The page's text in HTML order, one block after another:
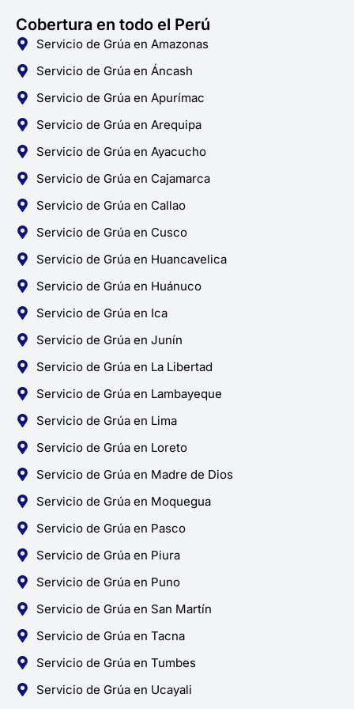
Cobertura en todo el Perú
Servicio de Grúa en Amazonas
Servicio de Grúa en Áncash
Servicio de Grúa en Apurímac
Servicio de Grúa en Arequipa
Servicio de Grúa en Ayacucho
Servicio de Grúa en Cajamarca
Servicio de Grúa en Callao
Servicio de Grúa en Cusco
Servicio de Grúa en Huancavelica
Servicio de Grúa en Huánuco
Servicio de Grúa en Ica
Servicio de Grúa en Junín
Servicio de Grúa en La Libertad
Servicio de Grúa en Lambayeque
Servicio de Grúa en Lima
Servicio de Grúa en Loreto
Servicio de Grúa en Madre de Dios
Servicio de Grúa en Moquegua
Servicio de Grúa en Pasco
Servicio de Grúa en Piura
Servicio de Grúa en Puno
Servicio de Grúa en San Martín
Servicio de Grúa en Tacna
Servicio de Grúa en Tumbes
Servicio de Grúa en Ucayali